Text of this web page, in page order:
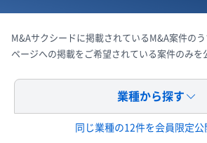
M&Aサクシードに掲載されているM&A案件の
ページへの掲載をご希望されている案件のみを
業種から探す
同じ業種の12件を会員限定公